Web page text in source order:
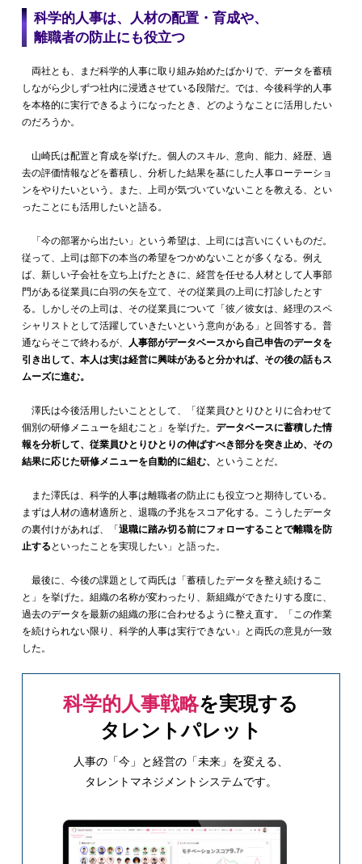
科学的人事は、人材の配置・育成や、
離職者の防止にも役立つ
両社とも、まだ科学的人事に取り組み始めたばかりで、データを蓄積
しながら少しずつ社内に浸透させている段階だ。では、今後科学的人事
を本格的に実行できるようになったとき、どのようなことに活用したい
のだろうか。
山崎氏は配置と育成を挙げた。個人のスキル、意向、能力、経歴、過
去の評価情報などを蓄積し、分析した結果を基にした人事ローテーショ
ンをやりたいという。また、上司が気づいていないことを教える、とい
ったことにも活用したいと語る。
「今の部署から出たい」という希望は、上司には言いにくいものだ。
従って、上司は部下の本当の希望をつかめないことが多くなる。例え
ば、新しい子会社を立ち上げたときに、経営を任せる人材として人事部
門がある従業員に白羽の矢を立て、その従業員の上司に打診したとす
る。しかしその上司は、その従業員について「彼／彼女は、経理のスペ
シャリストとして活躍していきたいという意向がある」と回答する。普
通ならそこで終わるが、
人事部がデータベースから自己申告のデータを
引き出して、本人は実は経営に興味があると分かれば、その後の話もス
ムーズに進む。
澤氏は今後活用したいこととして、「従業員ひとりひとりに合わせて
個別の研修メニューを組むこと」を挙げた。 データベースに蓄積した情
報を分析して、従業員ひとりひとりの伸ばすべき部分を突き止め、その
結果に応じた研修メニューを自動的に組む、
ということだ。
また澤氏は、科学的人事は離職者の防止にも役立つと期待している。
まずは人材の適材適所と、退職の予兆をスコア化する。こうしたデータ
の裏付けがあれば、「退職に踏み切る前にフォローすることで離職を防
止する といったことを実現したい」と語った。
最後に、今後の課題として両氏は「蓄積したデータを整え続けるこ
と」を挙げた。組織の名称が変わったり、新組織ができたりする度に、
過去のデータを最新の組織の形に合わせるように整え直す。「この作業
を続けられない限り、科学的人事は実行できない」と両氏の意見が一致
した。
科学的人事戦略を実現する
タレントパレット
人事の「今」と経営の「未来」を変える、
タレントマネジメントシステムです。